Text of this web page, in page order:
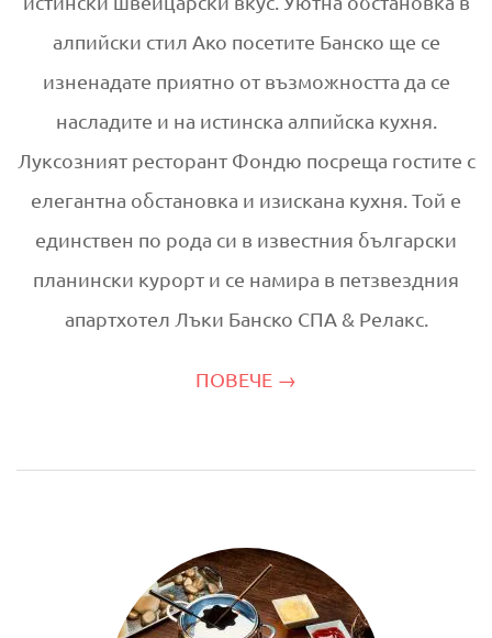
алпийски стил Ако посетите Банско ще се
изненадате приятно от възможността да се
насладите и на истинска алпийска кухня.
Луксозният ресторант Фондю посреща гостите с
елегантна обстановка и изискана кухня. Той е
единствен по рода си в известния български
планински курорт и се намира в петзвездния
апартхотел Лъки Банско СПА & Релакс.
ПОВЕЧЕ →